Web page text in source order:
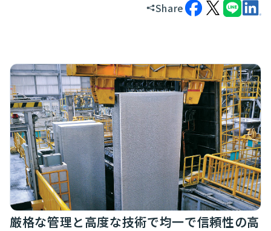
Share
厳格な管理と高度な技術で均一で信頼性の高